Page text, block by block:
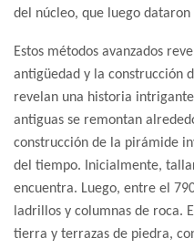
del núcleo, que luego
Estos métodos avanzados
antigüedad y la construcción
revelan una historia
antiguas se remontan
construcción de la pirámide
del tiempo. Inicialmente,
encuentra. Luego, entre el
ladrillos y columnas de roca.
tierra y terrazas de piedra,